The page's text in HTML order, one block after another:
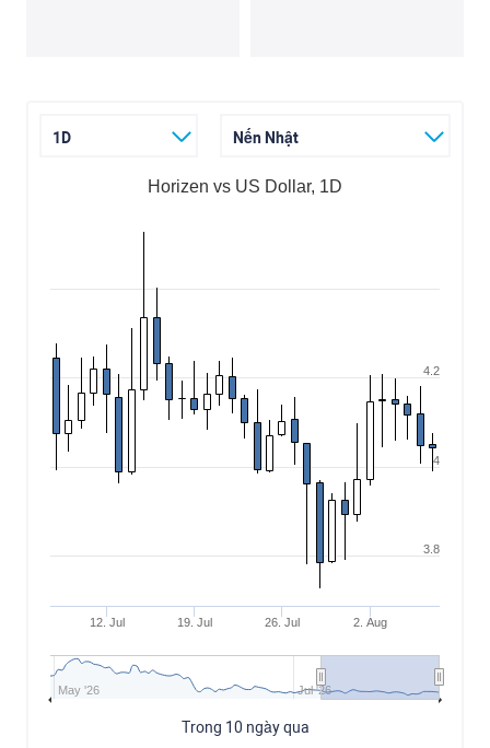
1D Nến Nhật
Horizen vs US Dollar, 1D
12. Jul 19. Jul 26. Jul 2. Aug
May '26 Jul '26
3.8
4
4.2
Trong 10 ngày qua